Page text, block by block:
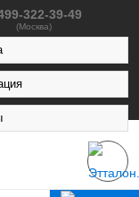
322-39-49
(Москва)